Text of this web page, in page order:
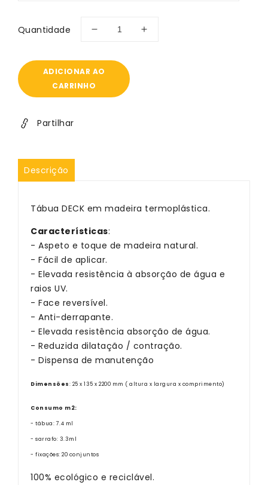
Quantidade
Diminuir
quantidade
de
tábua
madeira
Aumentar
ADICIONAR AO
CARRINHO
Partilhar
Descrição
Tábua DECK em madeira termoplástica.
Características:
- Aspeto e toque de madeira natural.
- Fácil de aplicar.
- Elevada resistência à absorção de água e
raios UV.
- Face reversível.
- Anti-derrapante.
- Elevada resistência absorção de água.
- Reduzida dilatação / contração.
- Dispensa de manutenção
Dimensões: 25 x 135 x 2200 mm ( altura x largura x comprimento)
Consumo m2:
- tábua: 7.4 ml
- sarrafo: 3.3ml
- fixações: 20 conjuntos
100% ecológico e reciclável.